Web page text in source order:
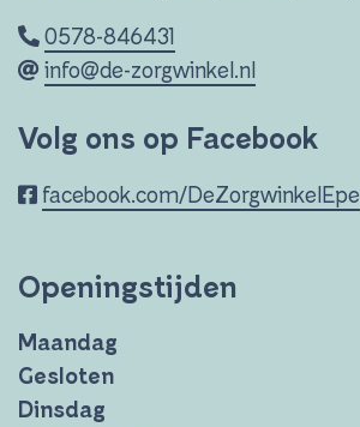
0578-846431
info@de-zorgwinkel.nl
Volg ons op Facebook
facebook.com/DeZorgwinkelEpe
Openingstijden
Maandag
Gesloten
Dinsdag